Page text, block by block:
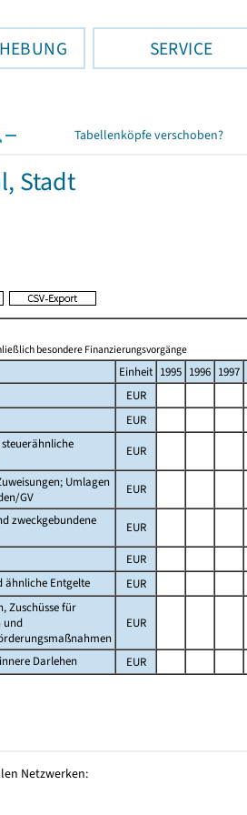
SERVICE
Tabellenköpfe verschoben?
Stadt
besondere Finanzierungsvorgänge
Einheit 1995 1996 1997
EUR
EUR
EUR
Umlagen
GV
EUR
zweckgebundene
EUR
EUR
ähnliche Entgelte
EUR
Zuschüsse für
und
EUR
Darlehen EUR
Netzwerken: